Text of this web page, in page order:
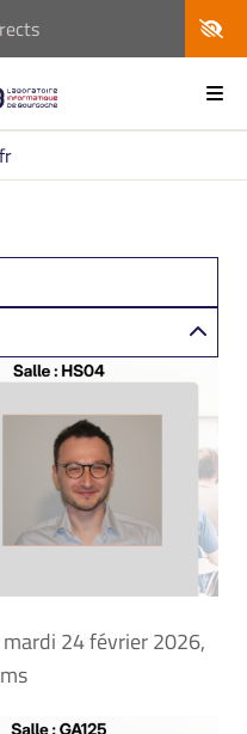
24 février 2026,